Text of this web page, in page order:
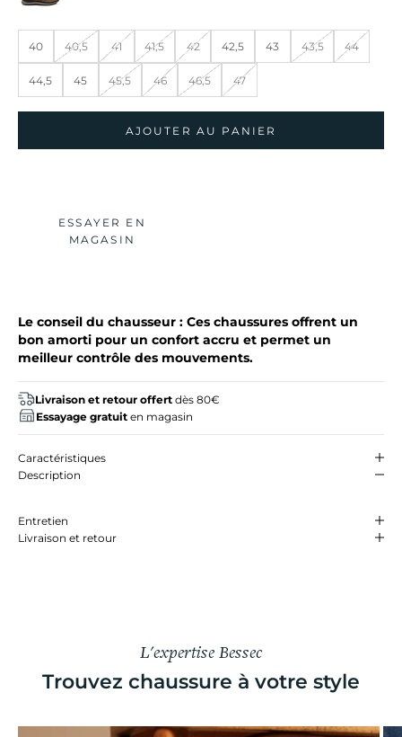
40 40,5 41 41,5 42 42,5 43 43,5 44
44,5 45 45,5 46 46,5 47
AJOUTER AU PANIER
ESSAYER EN
MAGASIN
Le conseil du chausseur : Ces chaussures offrent un
bon amorti pour un confort accru et permet un
meilleur contrôle des mouvements.
Livraison et retour offert dès 80€
Essayage gratuit en magasin
Caractéristiques
Description
Entretien
Livraison et retour
L'expertise Bessec
Trouvez chaussure à votre style